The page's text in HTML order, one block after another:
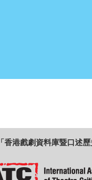
「香港戲劇資料庫暨口述